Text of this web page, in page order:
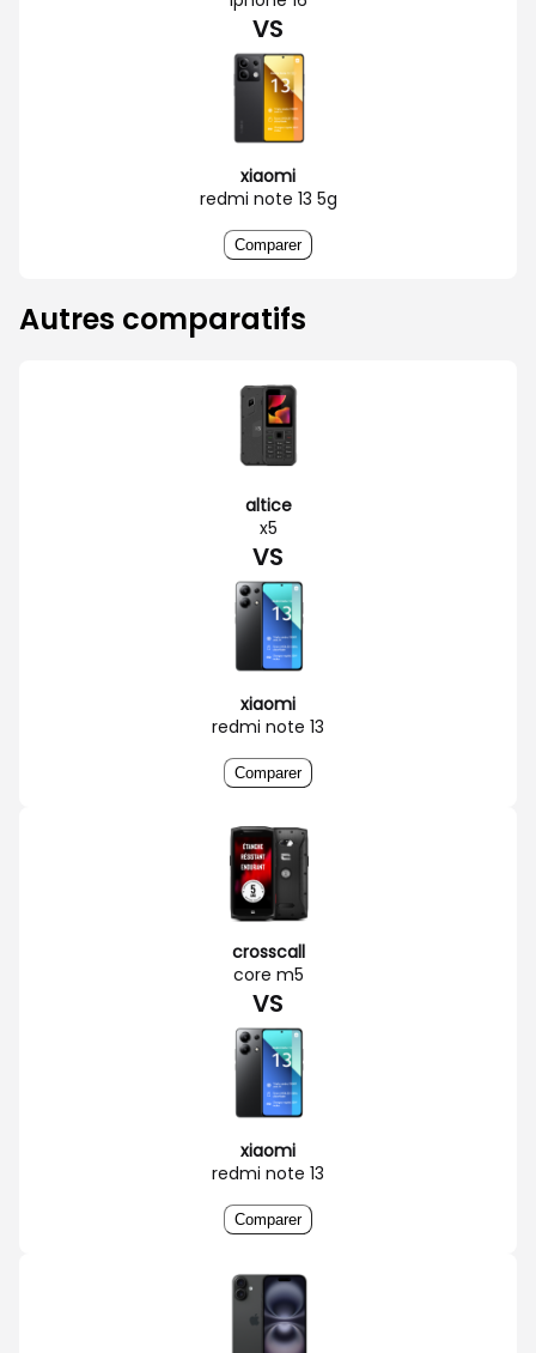
VS
xiaomi
redmi note 13 5g
Comparer
Autres comparatifs
altice
x5
VS
xiaomi
redmi note 13
Comparer
crosscall
core m5
VS
xiaomi
redmi note 13
Comparer